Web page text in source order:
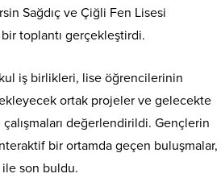
Sağdıç ve Çiğli Fen Lisesi
toplantı gerçekleştirdi.
iş birlikleri, lise öğrencilerinin
ortak projeler ve gelecekte
değerlendirildi. Gençlerin
bir ortamda geçen buluşmalar,
ile son buldu.